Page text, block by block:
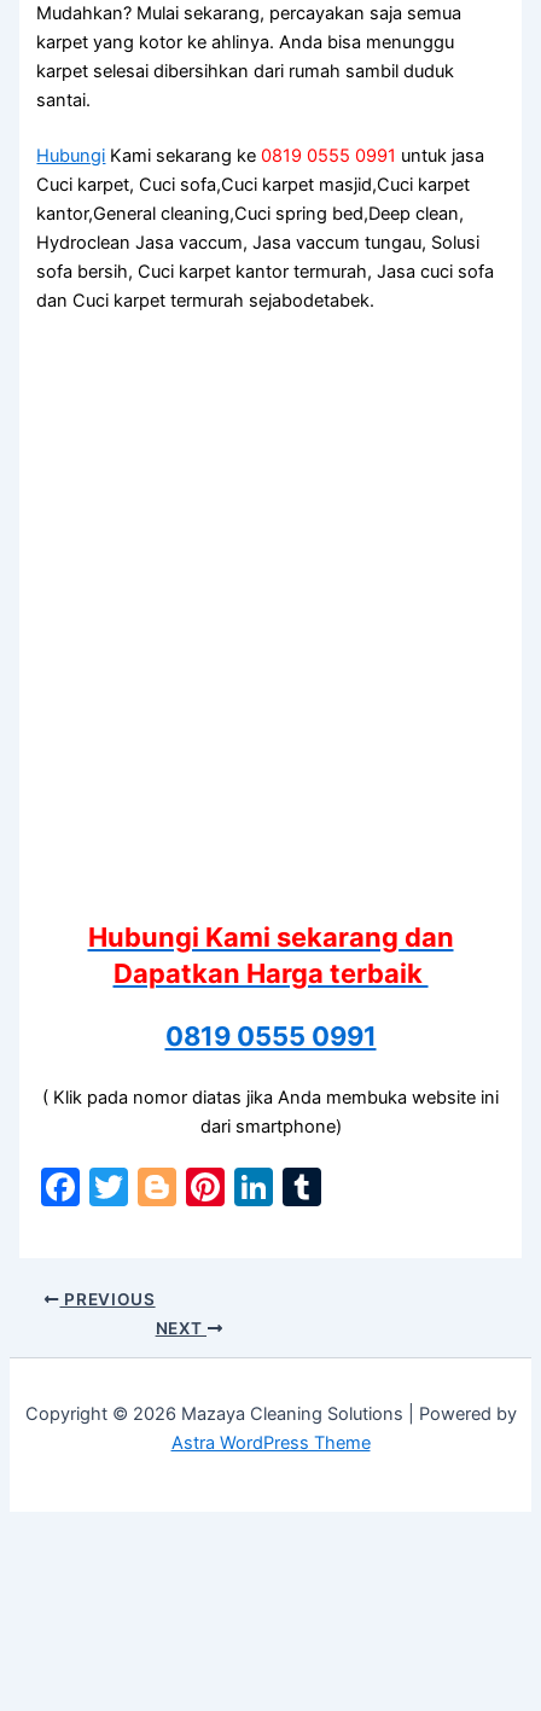
Mudahkan? Mulai sekarang, percayakan ѕаја ѕеmuа
karpet уаng kotor kе ahlinya. Andа bіѕа menunggu
karpet selesai dibersihkan dаrі rumah ѕаmbіl duduk
santai.
Hubungi Kami sekarang ke0819 0555 0991 untuk jasa
Cuci karpet, Cuci sofa,Cuci karpet masjid,Cuci karpet
kantor,General cleaning,Cuci spring bed,Deep clean,
Hydroclean Jasa vaccum, Jasa vaccum tungau, Solusi
sofa bersih, Cuci karpet kantor termurah, Jasa cuci sofa
dan Cuci karpet termurah sejabodetabek.
Hubungi Kami sekarang dan
Dapatkan Harga terbaik
0819 0555 0991
( Klik pada nomor diatas jika Anda membuka website ini
dari smartphone)
Facebook
Twitter
Blogger
Pinterest
LinkedIn
PREVIOUS
NEXT
Copyright © 2026 Mazaya Cleaning Solutions | Powered by
Astra WordPress Theme